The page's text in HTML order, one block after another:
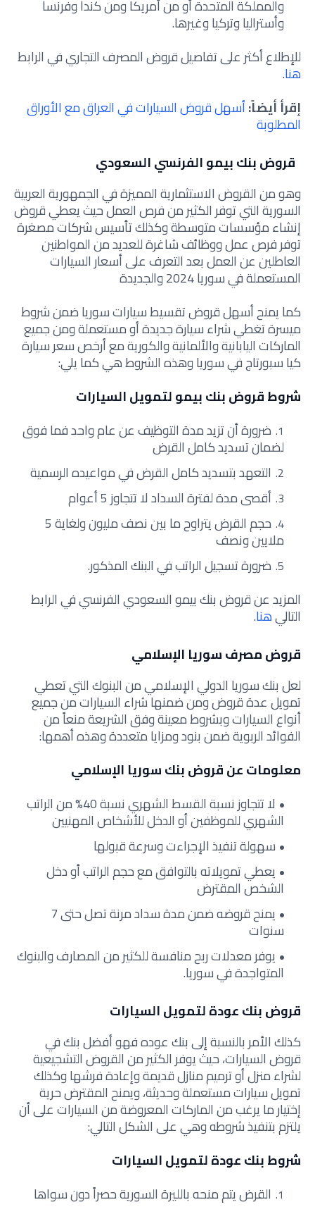
والمملكة المتحدة أو من أمريكا ومن كندا وفرنسا
وأستراليا وتركيا وغيرها.
للإطلاع أكثر على تفاصيل قروض المصرف التجاري في الرابط
هنا.
إقرأ أيضاً:أسهل قروض السيارات في العراق مع الأوراق
المطلوبة
قروض بنك بيمو الفرنسي السعودي
وهو من القروض الاستثمارية المميزة في الجمهورية العربية
السورية التي توفر الكثير من فرص العمل حيث يعطي قروض
إنشاء مؤسسات متوسطة وكذلك تأسيس شركات مصغرة
توفر فرص عمل ووظائف شاغرة للعديد من المواطنين
العاطلين عن العمل بعد التعرف على أسعار السيارات
المستعملة في سوريا 2024 والجديدة
كما يمنح أسهل قروض تقسيط سيارات سوريا ضمن شروط
ميسرة تغطي شراء سيارة جديدة أو مستعملة ومن جميع
الماركات اليابانية والألمانية والكورية مع أرخص سعر سيارة
كيا سبورتاج في سوريا وهذه الشروط هي كما يلي:
شروط قروض بنك بيمو لتمويل السيارات
ضرورة أن تزيد مدة التوظيف عن عام واحد فما فوق
لضمان تسديد كامل القرض
التعهد بتسديد كامل القرض في مواعيده الرسمية
أقصى مدة لفترة السداد لا تتجاوز 5 أعوام
حجم القرض يتراوح ما بين نصف مليون ولغاية 5
ملايين ونصف
ضرورة تسجيل الراتب في البنك المذكور.
المزيد عن قروض بنك بيمو السعودي الفرنسي في الرابط
التاليهنا.
قروض مصرف سوريا الإسلامي
لعل بنك سوريا الدولي الإسلامي من البنوك التي تعطي
تمويل عدة قروض ومن ضمنها شراء السيارات من جميع
أنواع السيارات وبشروط معينة وفق الشريعة منعاً من
الفوائد الربوية ضمن بنود ومزايا متعددة وهذه أهمها:
معلومات عن قروض بنك سوريا الإسلامي
لا تتجاوز نسبة القسط الشهري نسبة 40% من الراتب
الشهري للموظفين أو الدخل للأشخاص المهنيين
سهولة تنفيذ الإجراءت وسرعة قبولها
يعطي تمويلاته بالتوافق مع حجم الراتب أو دخل
الشخص المقترض
يمنح قروضه ضمن مدة سداد مرنة تصل حتى 7
سنوات
يوفر معدلات ربح منافسة للكثير من المصارف والبنوك
المتواجدة في سوريا.
قروض بنك عودة لتمويل السيارات
كذلك الأمر بالنسبة إلى بنك عوده فهو أفضل بنك في
قروض السيارات، حيث يوفر الكثير من القروض التشجيعية
لشراء منزل أو ترميم منازل قديمة وإعادة فرشها وكذلك
تمويل سيارات مستعملة وحديثة، ويمنح المقترض حرية
إختيار ما يرغب من الماركات المعروضة من السيارات على أن
يلتزم بتنفيذ شروطه وهي على الشكل التالي:
شروط بنك عودة لتمويل السيارات
القرض يتم منحه بالليرة السورية حصراً دون سواها